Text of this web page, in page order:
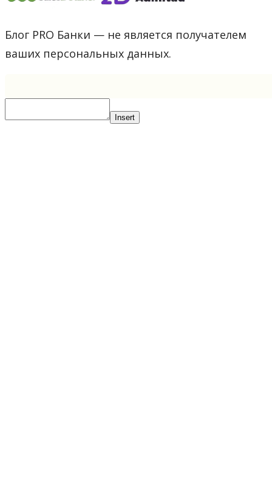
Блог PRO Банки — не является получателем
ваших персональных данных.
Insert